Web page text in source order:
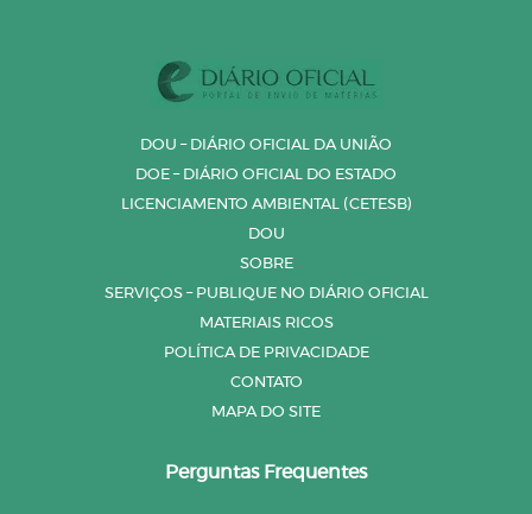
DOU – DIÁRIO OFICIAL DA UNIÃO
DOE – DIÁRIO OFICIAL DO ESTADO
LICENCIAMENTO AMBIENTAL (CETESB)
DOU
SOBRE
SERVIÇOS – PUBLIQUE NO DIÁRIO OFICIAL
MATERIAIS RICOS
POLÍTICA DE PRIVACIDADE
CONTATO
MAPA DO SITE
Perguntas Frequentes